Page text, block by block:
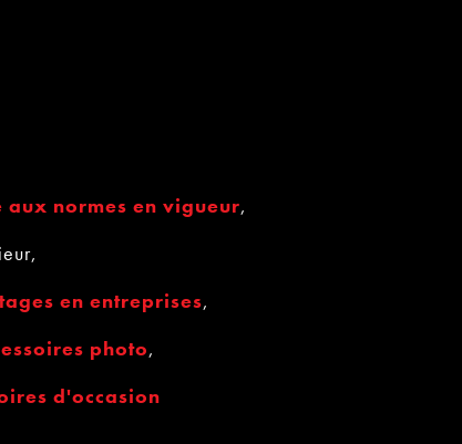
normes en vigueur,
en entreprises,
photo,
d'occasion